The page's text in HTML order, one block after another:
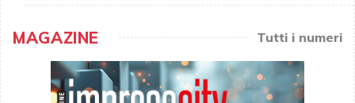
MAGAZINE Tutti i numeri